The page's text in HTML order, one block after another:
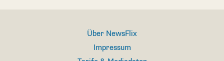
Über NewsFlix
Impressum